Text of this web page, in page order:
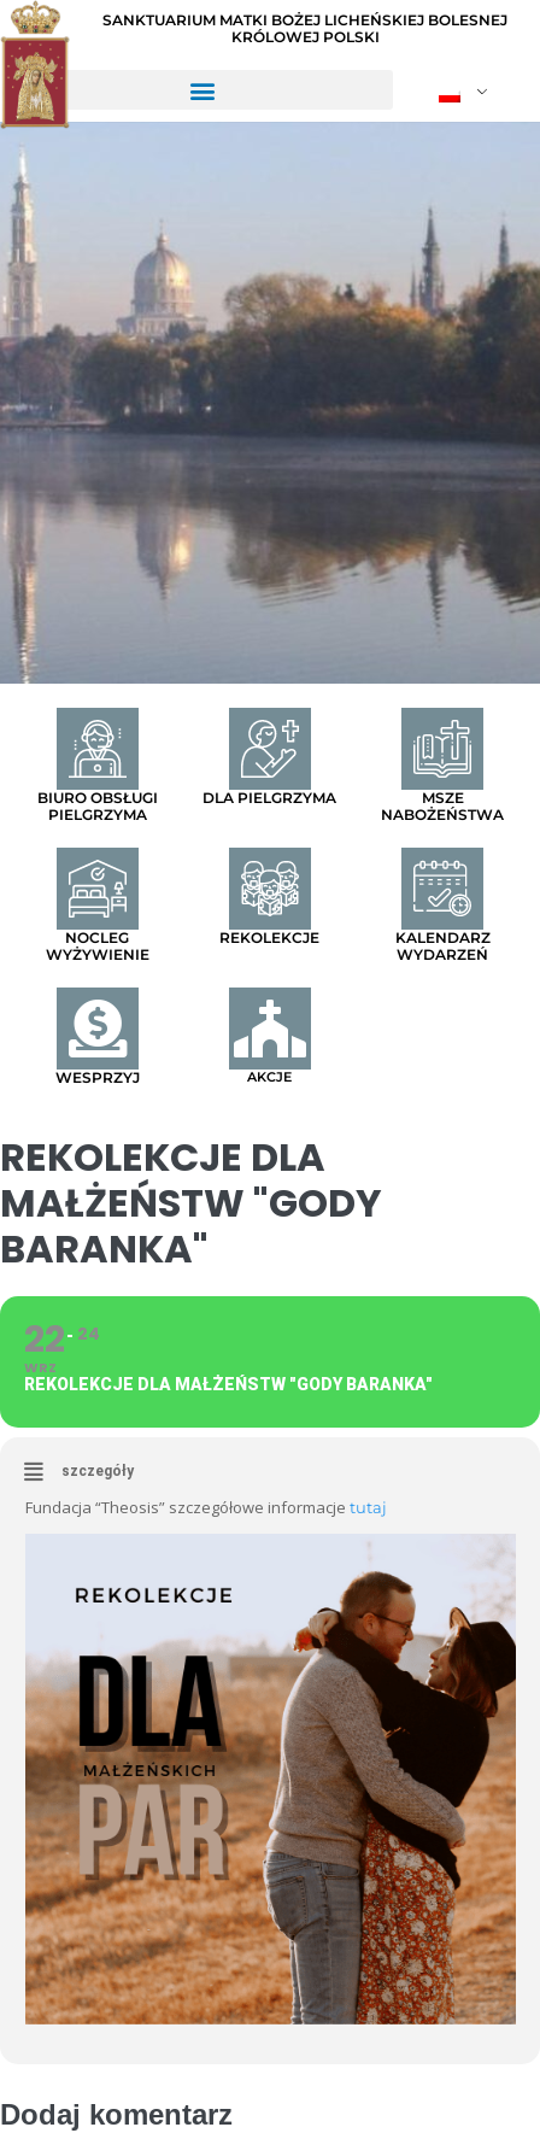
SANKTUARIUM MATKI BOŻEJ LICHEŃSKIEJ BOLESNEJ
KRÓLOWEJ POLSKI
BIURO OBSŁUGI
PIELGRZYMA
DLA PIELGRZYMA
MSZE
NABOŻEŃSTWA
NOCLEG
WYŻYWIENIE
REKOLEKCJE
KALENDARZ
WYDARZEŃ
WESPRZYJ AKCJE
REKOLEKCJE DLA
MAŁŻEŃSTW "GODY
BARANKA"
22
WRZ
24
REKOLEKCJE DLA MAŁŻEŃSTW "GODY BARANKA"
szczegóły
Fundacja “Theosis” szczegółowe informacje tutaj
Dodaj komentarz